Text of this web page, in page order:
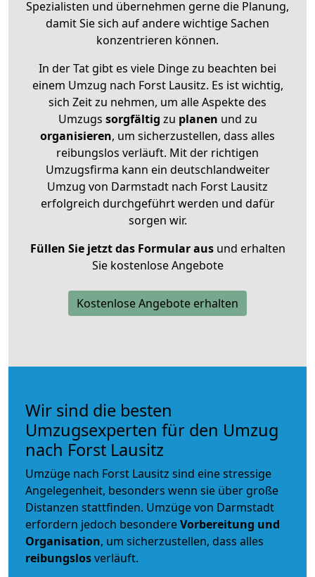
Spezialisten und übernehmen gerne die Planung,
damit Sie sich auf andere wichtige Sachen
konzentrieren können.
In der Tat gibt es viele Dinge zu beachten bei
einem Umzug nach Forst Lausitz. Es ist wichtig,
sich Zeit zu nehmen, um alle Aspekte des
Umzugs sorgfältig zu planen und zu
organisieren, um sicherzustellen, dass alles
reibungslos verläuft. Mit der richtigen
Umzugsfirma kann ein deutschlandweiter
Umzug von Darmstadt nach Forst Lausitz
erfolgreich durchgeführt werden und dafür
sorgen wir.
Füllen Sie jetzt das Formular ausund erhalten
Sie kostenlose Angebote
Kostenlose Angebote erhalten
Wir sind die besten
Umzugsexperten für den Umzug
nach Forst Lausitz
Umzüge nach Forst Lausitz sind eine stressige
Angelegenheit, besonders wenn sie über große
Distanzen stattfinden. Umzüge von Darmstadt
erfordern jedoch besondereVorbereitung und
Organisation, um sicherzustellen, dass alles
reibungslosverläuft.